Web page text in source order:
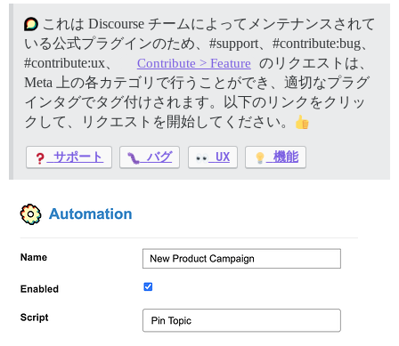
これは Discourse チームによってメンテナンスされて
いる公式プラグインのため、 #support、 #contribute:bug、
#contribute:ux、
Contribute > Feature
のリクエストは、
Meta 上の各カテゴリで行うことができ、適切なプラグ
インタグでタグ付けされます。以下のリンクをクリッ
クして、リクエストを開始してください。
サポート バグ UX 機能